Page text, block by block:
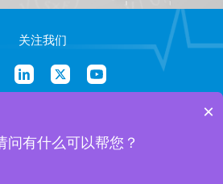
关注我们
×
问有什么可以帮您？